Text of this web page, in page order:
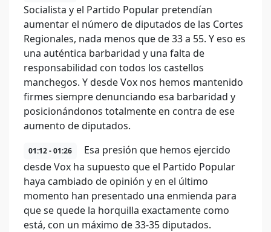
Socialista y el Partido Popular pretendían
aumentar el número de diputados de las Cortes
Regionales, nada menos que de 33 a 55. Y eso es
una auténtica barbaridad y una falta de
responsabilidad con todos los castellos
manchegos. Y desde Vox nos hemos mantenido
firmes siempre denunciando esa barbaridad y
posicionándonos totalmente en contra de ese
aumento de diputados.
01:12 - 01:26
Esa presión que hemos ejercido
desde Vox ha supuesto que el Partido Popular
haya cambiado de opinión y en el último
momento han presentado una enmienda para
que se quede la horquilla exactamente como
está, con un máximo de 33-35 diputados.